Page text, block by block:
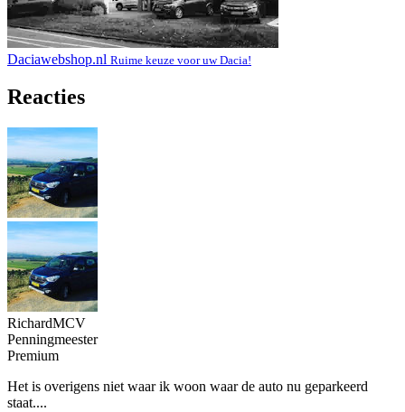
Daciawebshop.nl Ruime keuze voor uw Dacia!
Reacties
RichardMCV
Penningmeester
Premium
Het is overigens niet waar ik woon waar de auto nu geparkeerd
staat....